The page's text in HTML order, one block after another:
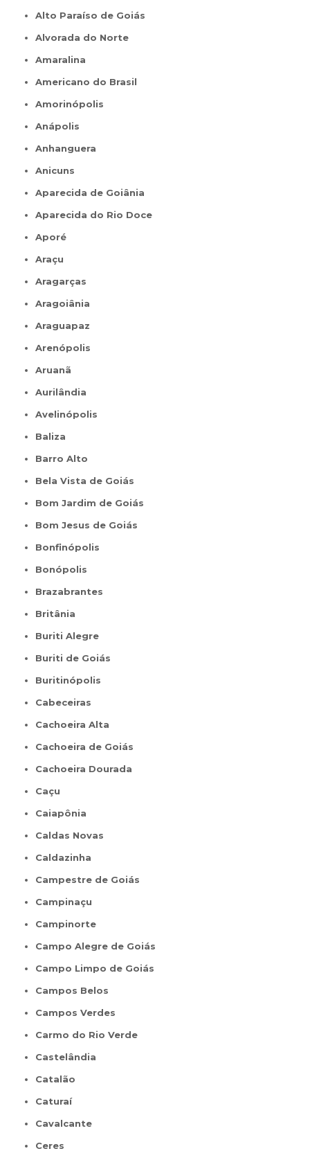
Alto Paraíso de Goiás
Alvorada do Norte
Amaralina
Americano do Brasil
Amorinópolis
Anápolis
Anhanguera
Anicuns
Aparecida de Goiânia
Aparecida do Rio Doce
Aporé
Araçu
Aragarças
Aragoiânia
Araguapaz
Arenópolis
Aruanã
Aurilândia
Avelinópolis
Baliza
Barro Alto
Bela Vista de Goiás
Bom Jardim de Goiás
Bom Jesus de Goiás
Bonfinópolis
Bonópolis
Brazabrantes
Britânia
Buriti Alegre
Buriti de Goiás
Buritinópolis
Cabeceiras
Cachoeira Alta
Cachoeira de Goiás
Cachoeira Dourada
Caçu
Caiapônia
Caldas Novas
Caldazinha
Campestre de Goiás
Campinaçu
Campinorte
Campo Alegre de Goiás
Campo Limpo de Goiás
Campos Belos
Campos Verdes
Carmo do Rio Verde
Castelândia
Catalão
Caturaí
Cavalcante
Ceres